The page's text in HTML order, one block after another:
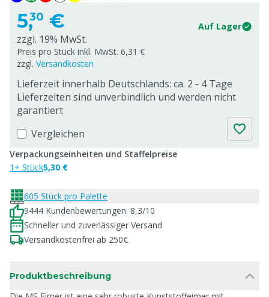
5,30 € Auf Lager
zzgl. 19% MwSt.
Preis pro Stück inkl. MwSt. 6,31 €
zzgl. Versandkosten
Lieferzeit innerhalb Deutschlands: ca. 2 - 4 Tage
Lieferzeiten sind unverbindlich und werden nicht
garantiert
Vergleichen
Verpackungseinheiten und Staffelpreise
1+ Stück5,30 €
605 Stück pro Palette
9444 Kundenbewertungen: 8,3/10
Schneller und zuverlässiger Versand
Versandkostenfrei ab 250€
Produktbeschreibung